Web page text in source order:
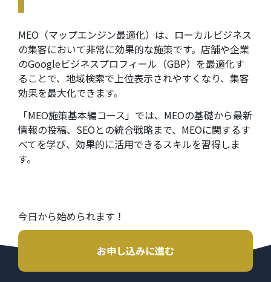
MEO（マップエンジン最適化）は、ローカルビジネス
の集客において非常に効果的な施策です。店舗や企業
のGoogleビジネスプロフィール（GBP）を最適化す
ることで、地域検索で上位表示されやすくなり、集客
効果を最大化できます。
「MEO施策基本編コース 」 では、MEOの基礎から最新
情報の投稿、SEOとの統合戦略まで、MEOに関するす
べてを学び、効果的に活用できるスキルを習得しま
す。
今日から始められます！
お申し込みに進む